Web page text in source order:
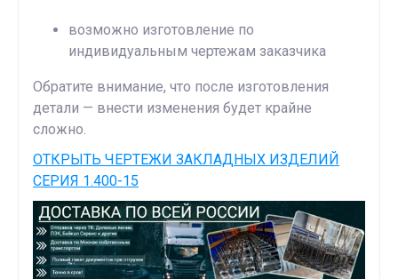
возможно изготовление по
индивидуальным чертежам заказчика
Обратите внимание, что после изготовления
детали — внести изменения будет крайне
сложно.
ОТКРЫТЬ ЧЕРТЕЖИ ЗАКЛАДНЫХ ИЗДЕЛИЙ
СЕРИЯ 1.400-15